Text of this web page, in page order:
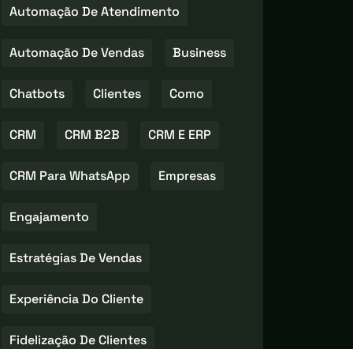
Automação De Atendimento
Automação De Vendas Business
Chatbots Clientes Como
CRM CRM B2B CRM E ERP
CRM Para WhatsApp Empresas
Engajamento
Estratégias De Vendas
Experiência Do Cliente
Fidelização De Clientes